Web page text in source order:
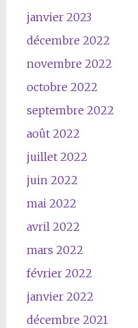
janvier 2023
décembre 2022
novembre 2022
octobre 2022
septembre 2022
août 2022
juillet 2022
juin 2022
mai 2022
avril 2022
mars 2022
février 2022
janvier 2022
décembre 2021